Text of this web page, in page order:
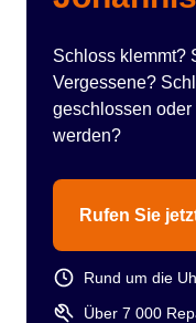
Schloss klemmt?
Vergessene?
geschlossen
werden?
Rufen Sie
Rund um die
Über 7 000